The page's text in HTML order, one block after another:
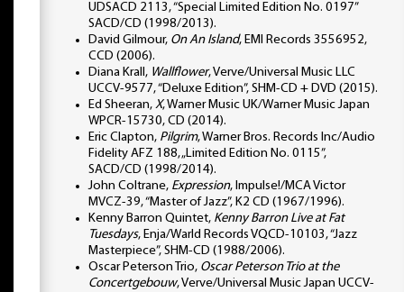
UDSACD 2113, “Special Limited Edition No. 0197”
SACD/CD (1998/2013).
David Gilmour, On An Island, EMI Records 3556952,
CCD (2006).
Diana Krall, Wallflower, Verve/Universal Music LLC
UCCV-9577, “Deluxe Edition”, SHM-CD + DVD (2015).
Ed Sheeran, X, Warner Music UK/Warner Music Japan
WPCR-15730, CD (2014).
Eric Clapton, Pilgrim, Warner Bros. Records Inc/Audio
Fidelity AFZ 188, „Limited Edition No. 0115”,
SACD/CD (1998/2014).
John Coltrane, Expression, Impulse!/MCA Victor
MVCZ-39, “Master of Jazz”, K2 CD (1967/1996).
Kenny Barron Quintet, Kenny Barron Live at Fat
Tuesdays, Enja/Warld Records VQCD-10103, “Jazz
Masterpiece”, SHM-CD (1988/2006).
Oscar Peterson Trio, Oscar Peterson Trio at the
Concertgebouw, Verve/Universal Music Japan UCCV-